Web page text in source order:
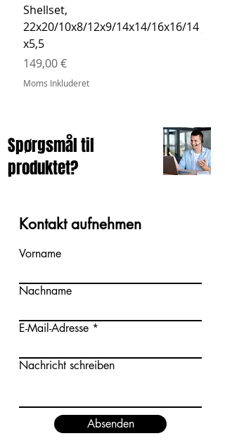
Shellset,
22x20/10x8/12x9/14x14/16x16/14
x5,5
Pris
149,00 €
Moms Inkluderet
Pris
Spørgsmål til
produktet?
Kontakt aufnehmen
Vorname
Nachname
E-Mail-Adresse
Nachricht schreiben
Absenden